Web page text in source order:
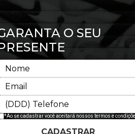
da NBA com este boné
gráfico usado pelos